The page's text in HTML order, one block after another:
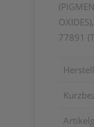
77891